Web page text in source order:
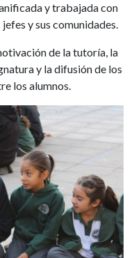
y trabajada con
y sus comunidades.
de la tutoría, la
y la difusión de los
los alumnos.